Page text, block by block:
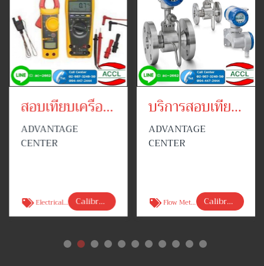
สอบเทียบเครื่องมือวัด
ADVANTAGE
CENTER
Electrical calibration Calibration Services
บริการสอบเทียบเครื่องมือวัดด้านอัตราการไหล
ADVANTAGE
CENTER
Flow Meter calibration Calibration Services